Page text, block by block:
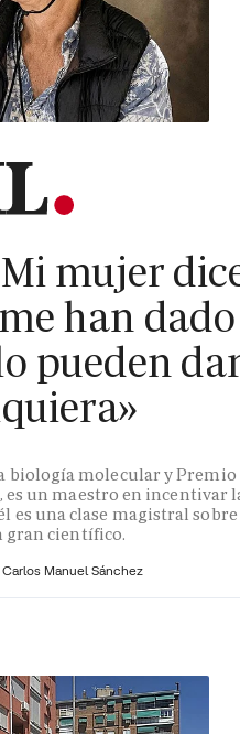
mujer
han dado
pueden
biología molecular y Premio
es un maestro en incentivar
es una clase magistral sobre
gran científico.
Manuel Sánchez